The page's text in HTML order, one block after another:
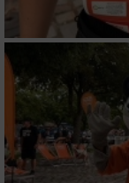
Entwicklung
Verwendung
von Inhalten
IAB-Besonderheiten:
Verwendung